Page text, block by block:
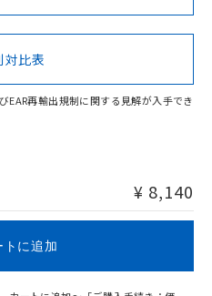
Cd Cr(VI)
能性があります。
規格認証/適合状況ページへ
のページからご検索ください
対比表
EAR再輸出規制に関する見解が入手でき
¥ 8,140
トに追加